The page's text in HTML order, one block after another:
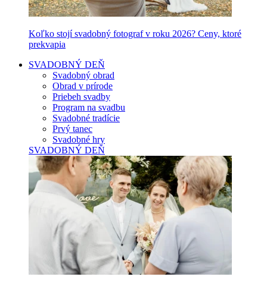
Koľko stojí svadobný fotograf v roku 2026? Ceny, ktoré
prekvapia
SVADOBNÝ DEŇ
Svadobný obrad
Obrad v prírode
Priebeh svadby
Program na svadbu
Svadobné tradície
Prvý tanec
Svadobné hry
SVADOBNÝ DEŇ